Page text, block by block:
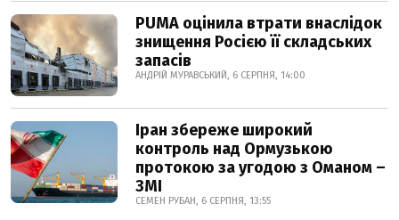
PUMA оцінила втрати внаслідок
знищення Росією її складських
запасів
АНДРІЙ МУРАВСЬКИЙ, 6 СЕРПНЯ, 14:00
Іран збереже широкий
контроль над Ормузькою
протокою за угодою з Оманом –
ЗМІ
СЕМЕН РУБАН, 6 СЕРПНЯ, 13:55